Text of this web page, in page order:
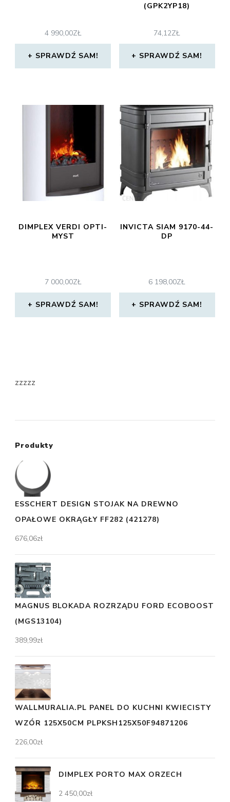
4 990,00ZŁ
SPRAWDŹ SAM!
(GPK2YP18)
74,12ZŁ
SPRAWDŹ SAM!
DIMPLEX VERDI OPTI-
MYST
7 000,00ZŁ
SPRAWDŹ SAM!
INVICTA SIAM 9170-44-
DP
6 198,00ZŁ
SPRAWDŹ SAM!
zzzzz
Produkty
ESSCHERT DESIGN STOJAK NA DREWNO
OPAŁOWE OKRĄGŁY FF282 (421278)
676,06zł
MAGNUS BLOKADA ROZRZĄDU FORD ECOBOOST
(MGS13104)
389,99zł
WALLMURALIA.PL PANEL DO KUCHNI KWIECISTY
WZÓR 125X50CM PLPKSH125X50F94871206
226,00zł
DIMPLEX PORTO MAX ORZECH
2 450,00zł